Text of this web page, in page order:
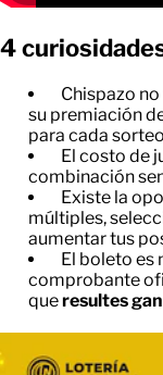
4
Chispazo
su premiación
para cada sorteo
El costo de
combinación
Existe la
múltiples,
aumentar tus
El boleto es
comprobante
queresultes